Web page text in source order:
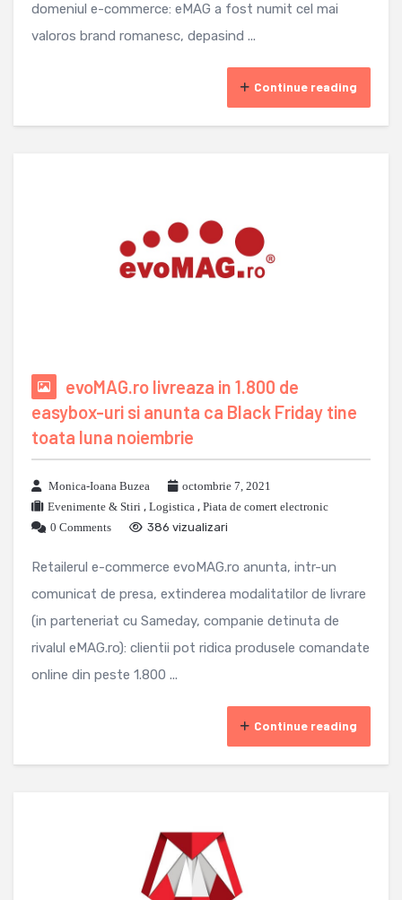
domeniul e-commerce: eMAG a fost numit cel mai
valoros brand romanesc, depasind ...
Continue reading
evoMAG.ro livreaza in 1.800 de
easybox-uri si anunta ca Black Friday tine
toata luna noiembrie
Monica-Ioana Buzea
octombrie 7, 2021
Evenimente & Stiri , Logistica , Piata de comert electronic
0 Comments
386 vizualizari
Retailerul e-commerce evoMAG.ro anunta, intr-un
comunicat de presa, extinderea modalitatilor de livrare
(in parteneriat cu Sameday, companie detinuta de
rivalul eMAG.ro): clientii pot ridica produsele comandate
online din peste 1.800 ...
Continue reading